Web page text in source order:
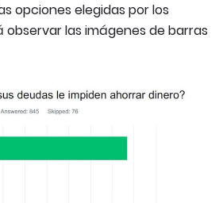
opciones elegidas por los
las imágenes de barras